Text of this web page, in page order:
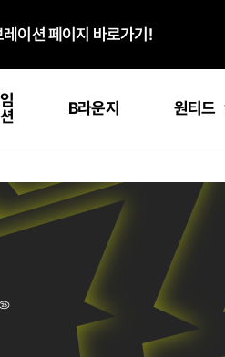
SALE PAGE
이션 페이지 바로가기!
, 닌텐도 스위치2 받기!
라운지' 바로가기!
이지 바로가기!
B라운지 원티드